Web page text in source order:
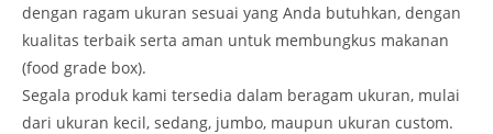
dengan ragam ukuran sesuai yang Anda butuhkan, dengan
kualitas terbaik serta aman untuk membungkus makanan
(food grade box).
Segala produk kami tersedia dalam beragam ukuran, mulai
dari ukuran kecil, sedang, jumbo, maupun ukuran custom.